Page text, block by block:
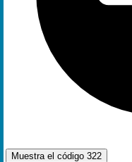
Muestra el código 322